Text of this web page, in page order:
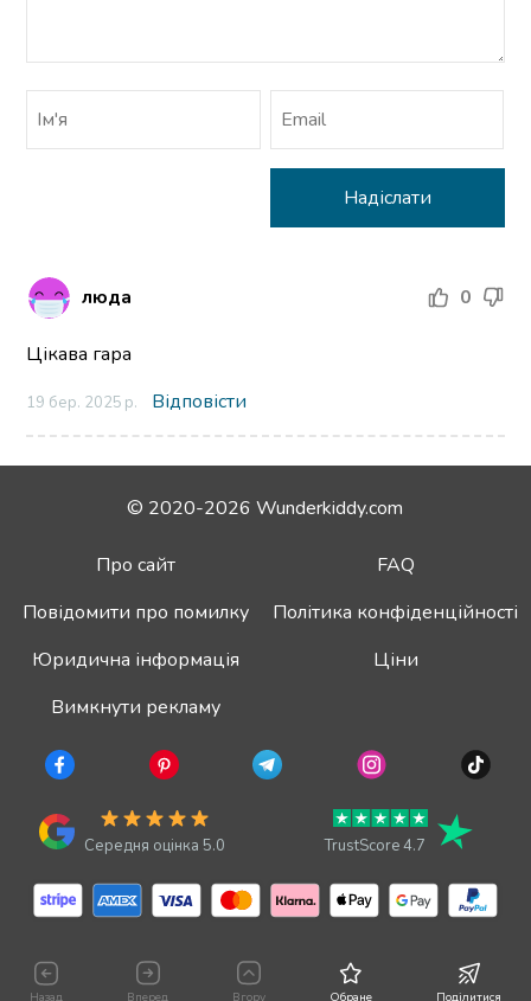
люда 0
Цікава гара
19 бер. 2025 р. Відповісти
© 2020-2026 Wunderkiddy.com
Про сайт
FAQ
Повідомити про помилку
Політика конфіденційності
Юридична інформація
Ціни
Вимкнути рекламу
Середня оцінка 5.0 TrustScore 4.7
Назад Вперед Вгору Обране Поділитися